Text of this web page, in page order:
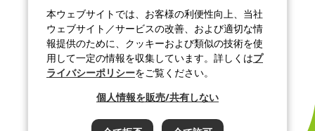
ディスクロージャーポリシー
ソーシャルメディアポリシー
サイトマップ
©J-OIL MILLS, INC. All rights reserved.
本ウェブサイトでは、お客様の利便性向上、当社
ウェブサイト／サービスの改善、および適切な情
報提供のために、クッキーおよび類似の技術を使
用して一定の情報を収集しています。詳しくはプ
ライバシーポリシーをご覧ください。
個人情報を販売/共有しない